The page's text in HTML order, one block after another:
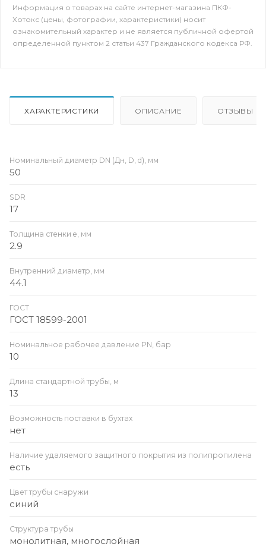
Информация о товарах на сайте интернет-магазина ПКФ-
Хотокс (цены, фотографии, характеристики) носит
ознакомительный характер и не является публичной офертой
определенной пунктом 2 статьи 437 Гражданского кодекса РФ.
ХАРАКТЕРИСТИКИ ОПИСАНИЕ ОТЗЫВЫ
Номинальный диаметр DN (Дн, D, d), мм
50
SDR
17
Толщина стенки e, мм
2.9
Внутренний диаметр, мм
44.1
ГОСТ
ГОСТ 18599-2001
Номинальное рабочее давление PN, бар
10
Длина стандартной трубы, м
13
Возможность поставки в бухтах
нет
Наличие удаляемого защитного покрытия из полипропилена
есть
Цвет трубы снаружи
синий
Структура трубы
монолитная, многослойная